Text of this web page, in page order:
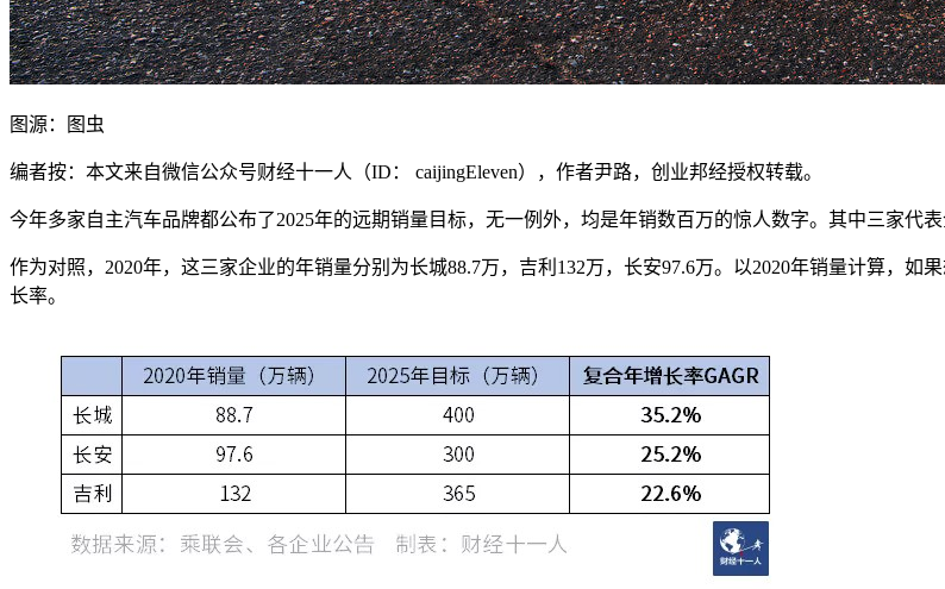
图源：图虫
编者按：本文来自微信公众号财经十一人（ID： caijingEleven），作者尹路，创业邦经授权转载。
今年多家自主汽车品牌都公布了2025年的远期销量目标，无一例外，均是年销数百万的惊人数字。其中三家代
作为对照，2020年，这三家企业的年销量分别为长城88.7万，吉利132万，长安97.6万。以2020年销量计算，
长率。